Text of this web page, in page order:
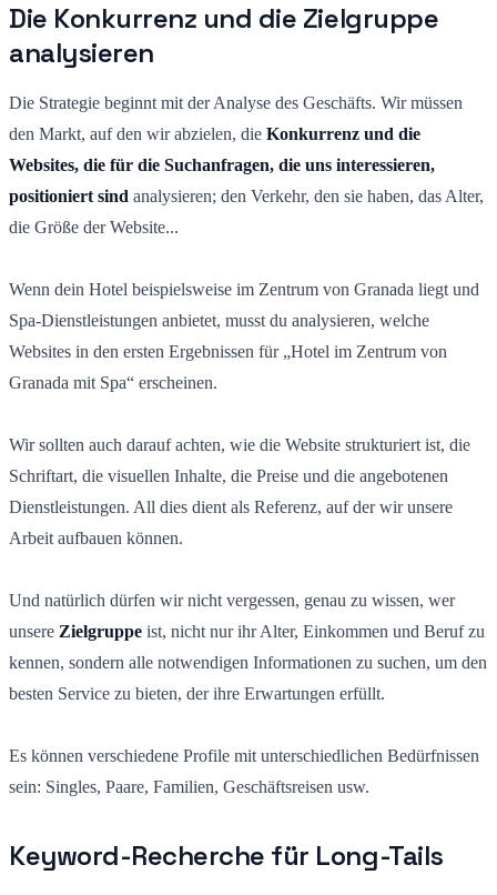
Die Konkurrenz und die Zielgruppe
analysieren
Die Strategie beginnt mit der Analyse des Geschäfts. Wir müssen
den Markt, auf den wir abzielen, die Konkurrenz und die
Websites, die für die Suchanfragen, die uns interessieren,
positioniert sind analysieren; den Verkehr, den sie haben, das Alter,
die Größe der Website...
Wenn dein Hotel beispielsweise im Zentrum von Granada liegt und
Spa-Dienstleistungen anbietet, musst du analysieren, welche
Websites in den ersten Ergebnissen für „Hotel im Zentrum von
Granada mit Spa“ erscheinen.
Wir sollten auch darauf achten, wie die Website strukturiert ist, die
Schriftart, die visuellen Inhalte, die Preise und die angebotenen
Dienstleistungen. All dies dient als Referenz, auf der wir unsere
Arbeit aufbauen können.
Und natürlich dürfen wir nicht vergessen, genau zu wissen, wer
unsere Zielgruppe ist, nicht nur ihr Alter, Einkommen und Beruf zu
kennen, sondern alle notwendigen Informationen zu suchen, um den
besten Service zu bieten, der ihre Erwartungen erfüllt.
Es können verschiedene Profile mit unterschiedlichen Bedürfnissen
sein: Singles, Paare, Familien, Geschäftsreisen usw.
Keyword-Recherche für Long-Tails